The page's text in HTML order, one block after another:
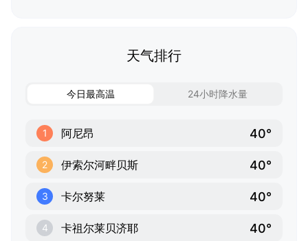
天气排行
今日最高温 24小时降水量
1 阿尼昂 40°
2 伊索尔河畔贝斯 40°
3 卡尔努莱 40°
4 卡祖尔莱贝济耶 40°